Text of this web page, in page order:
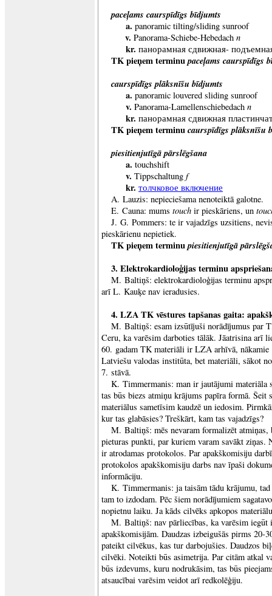
paceļams caurspīdīgs bīdjumts
a. panoramic tilting/sliding sunroof
v. Panorama-Schiebe-Hebedach n
kr. панорамная сдвижная-
TK pieņem terminupaceļams caurspīdīgs
caurspīdīgs plāksnīšu bīdjumts
a. panoramic louvered sliding sunroof
v. Panorama-Lamellenschiebedach n
kr. панорамная сдвижная
TK pieņem terminucaurspīdīgs plāksnīšu
piesitienjutīgā pārslēgšana
a. touchshift
v. Tippschaltung f
kr. толчковое включение
A. Lauzis: nepieciešama nenoteiktā galotne.
E. Cauna: mums touch ir pieskāriens, un
J. G. Pommers: te ir vajadzīgs uzsitiens,
pieskārienu nepietiek.
TK pieņem terminupiesitienjutīgā
3. Elektrokardioloģijas terminu
M. Baltiņš: elektrokardioloģijas terminu
arī L. Kauķe nav ieradusies.
4. LZA TK vēstures tapšanas gaita:
M. Baltiņš: esam izsūtījuši norādījumus par
Ceru, ka varēsim darboties tālāk. Jāatrisina arī
60. gadam TK materiāli ir LZA arhīvā, nākamie
Latviešu valodas institūta, bet materiāli, sākot
7. stāvā.
K. Timmermanis: man ir jautājumi materiāla
tas būs biezs atmiņu krājums papīra formā. Šeit
materiālus sametīsim kaudzē un iedosim.
kur tas glabāsies? Treškārt, kam tas vajadzīgs?
M. Baltiņš: mēs nevaram formalizēt
pieturas punkti, par kuriem varam savākt ziņas.
ir atrodamas protokolos. Par apakškomisiju
protokolos apakškomisiju darbs nav īpaši
informāciju.
K. Timmermanis: ja taisām tādu krājumu, tad
tam to izdodam. Pēc šiem norādījumiem
nopietnu laiku. Ja kāds cilvēks apkopos
M. Baltiņš: nav pārliecības, ka varēsim iegūt
apakškomisijām. Daudzas izbeigušās pirms 20-
pateikt cilvēkus, kas tur darbojušies. Daudzos
cilvēki. Noteikti būs asimetrija. Par citām atkal
būs izdevums, kuru nodrukāsim, tas būs
atsaucībai varēsim veidot arī redkolēģiju.